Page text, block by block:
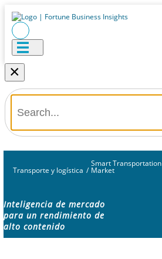
×
Transporte y logística /
Smart Transportation
Market
Inteligencia de mercado
para un rendimiento de
alto contenido